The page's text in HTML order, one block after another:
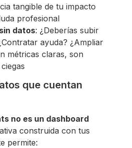
tangible de tu impacto
profesional
datos: ¿Deberías subir
ayuda? ¿Ampliar
métricas claras, son
que cuentan
no es un dashboard
construida con tus
permite: